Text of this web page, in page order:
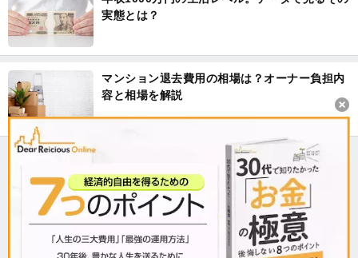
実態とは？
マンション退去費用の相場は？オーナー負担内
容と相場を解説
マンション経営 物件紹介 証券 FX 投資信託
年金 保険 確定申告 働き方 暮らし
リスク管理 トラブル解決 修繕 管理会社